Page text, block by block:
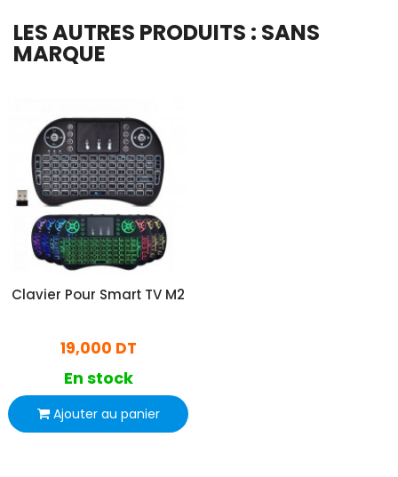
LES AUTRES PRODUITS : SANS
MARQUE
Clavier Pour Smart TV M2
19,000 DT
En stock
Ajouter au panier